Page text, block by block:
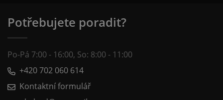
Potřebujete poradit?
Po-Pá 7:00 - 16:00, So: 8:00 - 11:00
+420 702 060 614
Kontaktní formulář